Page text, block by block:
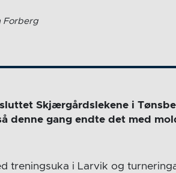
Forberg
Skjærgårdslekene i
denne gang endte det med
treningsuka i Larvik og